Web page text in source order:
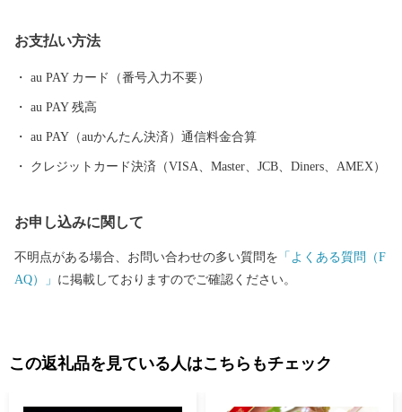
が自ら成長しようとする「子育ち」をサポートする「日本一の子
育て村」を目指す取組を推進しています。
お支払い方法
au PAY カード（番号入力不要）
au PAY 残高
au PAY（auかんたん決済）通信料金合算
クレジットカード決済（VISA、Master、JCB、Diners、AMEX）
お申し込みに関して
不明点がある場合、お問い合わせの多い質問を 「よくある質問（F
AQ）」 に掲載しておりますのでご確認ください。
この返礼品を見ている人はこちらもチェック